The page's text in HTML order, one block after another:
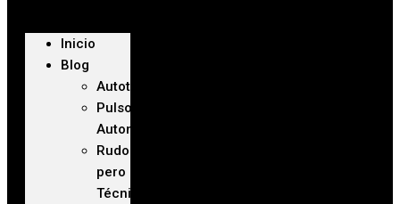
Inicio
Blog
Autoteca
Pulso
Automotriz
Rudo
pero
Técnico